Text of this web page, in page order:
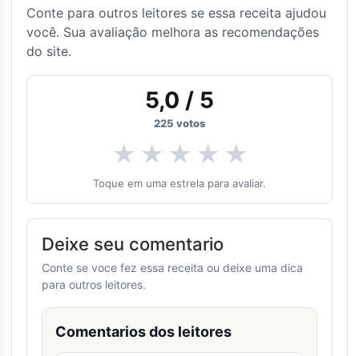
Conte para outros leitores se essa receita ajudou
você. Sua avaliação melhora as recomendações
do site.
5,0 / 5
225 votos
★ ★ ★ ★ ★
Toque em uma estrela para avaliar.
Deixe seu comentario
Conte se voce fez essa receita ou deixe uma dica
para outros leitores.
Comentarios dos leitores